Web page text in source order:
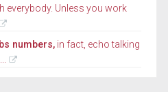
everybody. Unless you work
numbers, in fact, echo talking